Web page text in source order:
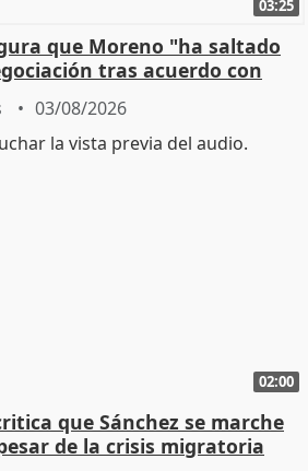
03:25
que Moreno "ha saltado
tras acuerdo con
03/08/2026
02:00
que Sánchez se marche
de la crisis migratoria